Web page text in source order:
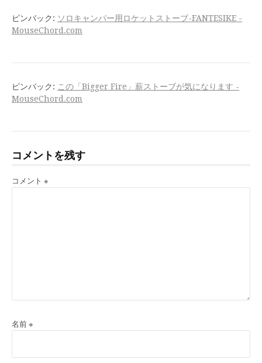
ピンバック: ソロキャンパー用ロケットストーブ-FANTESIKE -
MouseChord.com
ピンバック: この「Bigger Fire」薪ストーブが気になります -
MouseChord.com
コメントを残す
コメント ※
名前 ※